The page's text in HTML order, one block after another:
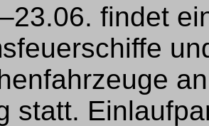
findet
statt.